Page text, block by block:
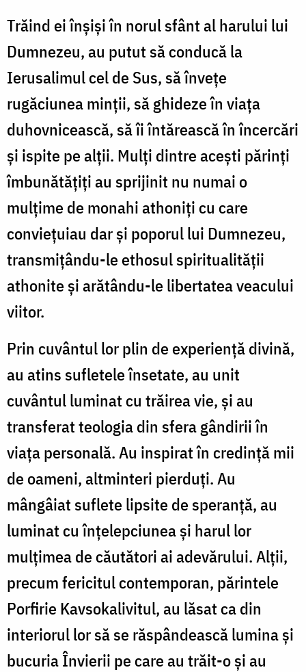
Trăind ei înșiși în norul sfânt al harului lui
Dumnezeu, au putut să conducă la
Ierusalimul cel de Sus, să învețe
rugăciunea minții, să ghideze în viața
duhovnicească, să îi întărească în încercări
și ispite pe alții. Mulți dintre acești părinți
îmbunătățiți au sprijinit nu numai o
mulțime de monahi athoniți cu care
conviețuiau dar și poporul lui Dumnezeu,
transmițându-le ethosul spiritualității
athonite și arătându-le libertatea veacului
viitor.
Prin cuvântul lor plin de experiență divină,
au atins sufletele însetate, au unit
cuvântul luminat cu trăirea vie, și au
transferat teologia din sfera gândirii în
viața personală. Au inspirat în credință mii
de oameni, altminteri pierduți. Au
mângâiat suflete lipsite de speranță, au
luminat cu înțelepciunea și harul lor
mulțimea de căutători ai adevărului. Alții,
precum fericitul contemporan, părintele
Porfirie Kavsokalivitul, au lăsat ca din
interiorul lor să se răspândească lumina și
bucuria Învierii pe care au trăit-o și au